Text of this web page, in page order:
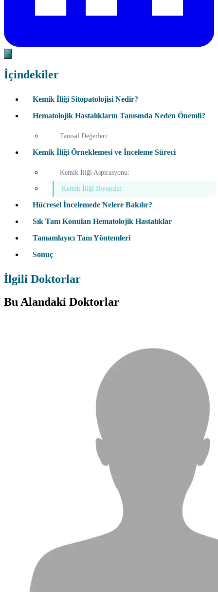
İçindekiler
Kemik İliği Sitopatolojisi Nedir?
Hematolojik Hastalıkların Tanısında Neden Önemli?
Tanısal Değerleri:
Kemik İliği Örneklemesi ve İnceleme Süreci
Kemik İliği Aspirasyonu:
Kemik İliği Biyopsisi:
Hücresel İncelemede Nelere Bakılır?
Sık Tanı Konulan Hematolojik Hastalıklar
Tamamlayıcı Tanı Yöntemleri
Sonuç
İlgili Doktorlar
Bu Alandaki Doktorlar